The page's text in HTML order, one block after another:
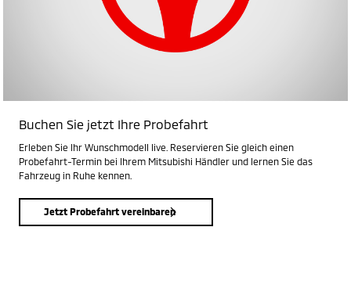
Buchen Sie jetzt Ihre Probefahrt
Erleben Sie Ihr Wunschmodell live. Reservieren Sie gleich einen
Probefahrt-Termin bei Ihrem Mitsubishi Händler und lernen Sie das
Fahrzeug in Ruhe kennen.
Jetzt Probefahrt vereinbaren